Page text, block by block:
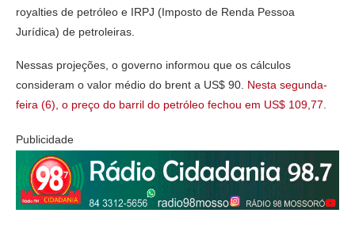
royalties de petróleo e IRPJ (Imposto de Renda Pessoa
Jurídica) de petroleiras.
Nessas projeções, o governo informou que os cálculos
consideram o valor médio do brent a US$ 90. Nesta segunda-
feira (6), o preço do barril do petróleo fechou em US$ 109,77.
Publicidade